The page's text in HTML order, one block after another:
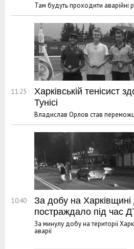
Там будуть проходити аварійні
11:25
Харківській тенісист
Тунісі
Владислав Орлов став
10:40
За добу на Харківщині
постраждало під час
За минулу добу на території
аварії